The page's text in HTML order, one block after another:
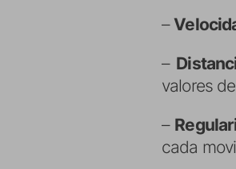
–
–
valores
–
cada